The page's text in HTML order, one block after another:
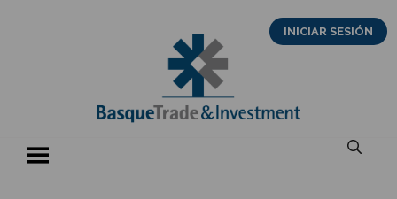
INICIAR SESIÓN